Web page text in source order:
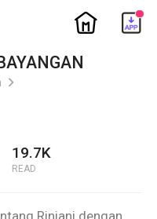
ic_home
ic_arrow_right
19.7K
READ
Rinjani dengan